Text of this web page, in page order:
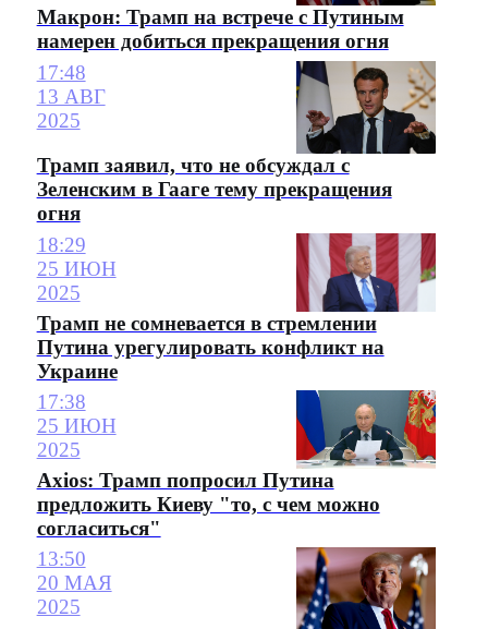
Макрон: Трамп на встрече с Путиным
намерен добиться прекращения огня
17:48
13 АВГ
2025
Трамп заявил, что не обсуждал с
Зеленским в Гааге тему прекращения
огня
18:29
25 ИЮН
2025
Трамп не сомневается в стремлении
Путина урегулировать конфликт на
Украине
17:38
25 ИЮН
2025
Axios: Трамп попросил Путина
предложить Киеву "то, с чем можно
согласиться"
13:50
20 МАЯ
2025